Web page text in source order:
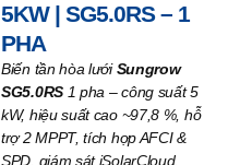
5KW | SG5.0RS – 1
PHA
Biến tần hòa lướiSungrow
SG5.0RS1 pha – công suất 5
kW, hiệu suất cao ~97,8 %, hỗ
trợ 2 MPPT, tích hợp AFCI &
SPD, giám sát iSolarCloud.